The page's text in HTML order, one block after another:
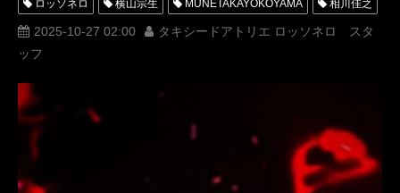
ロッソネロ 横山宗生 MUNETAKAYOKOYAMA 相川佳之
広瀬香美 Tuxedo Atelier ROSSO NERO
オーダータキシード東京
サンプラザ中野くん
ダイアモンドユカイ birthday
タキシードアトリエ ロッソネロタキシードアトリエロッソネロ
2025-10-27 02:00
タキシードアトリエ ロッソネロ スタ
ッフ